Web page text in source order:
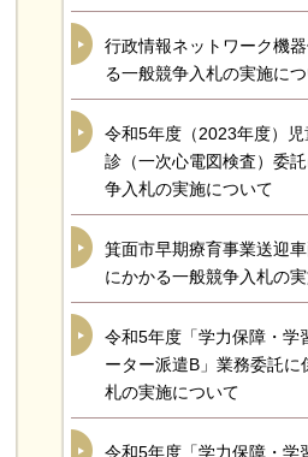
行政情報ネットワーク機
る一般競争入札の実施に
令和5年度（2023年度）
診（一次心電図検査）委
争入札の実施について
箕面市早期療育事業送迎
にかかる一般競争入札の
令和5年度「学力保障・学
ーター派遣B」業務委託に
札の実施について
令和5年度「学力保障・学